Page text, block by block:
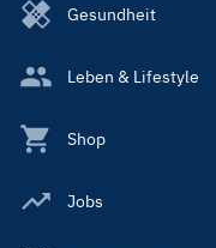
Gesundheit
Leben & Lifestyle
Shop
Jobs